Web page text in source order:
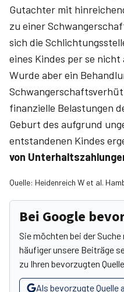
Gutachter mit
zu einer
sich die
eines Kindes per se
Wurde aber ein
finanzielle Belastungen
Geburt des aufgrund
entstandenen Kindes
von
Quelle: Heidenreich W et al.
Bei Google
Sie möchten bei der
häufiger unsere Beiträge
zu Ihren bevorzugten
Als bevorzugte Quelle